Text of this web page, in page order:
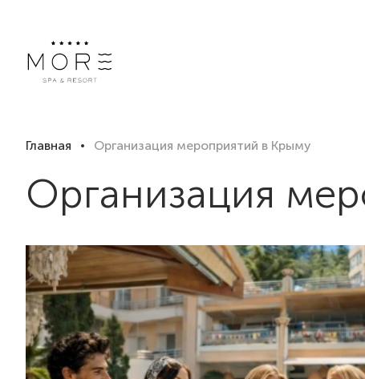
Главная Организация мероприятий в Крыму
Организация